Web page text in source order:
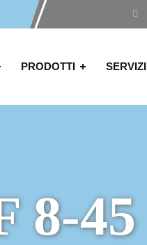
PRODOTTI SERVIZI
8-45